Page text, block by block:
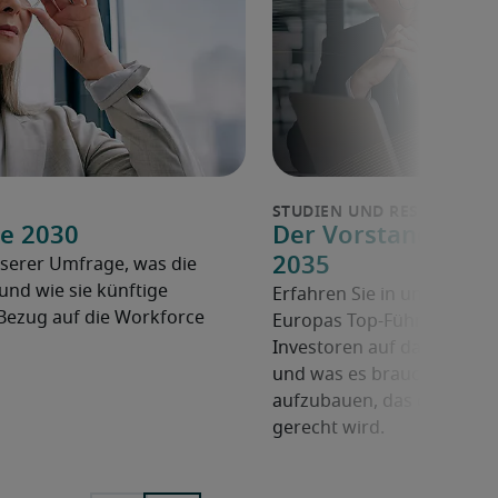
2030
Umfrage, was die
wie sie künftige
auf die Workforce
Der Vorstand der
2035
Erfahren Sie in unserem
Europas Top-
Investoren auf das
und was es braucht, um
aufzubauen, das den
gerecht wird.